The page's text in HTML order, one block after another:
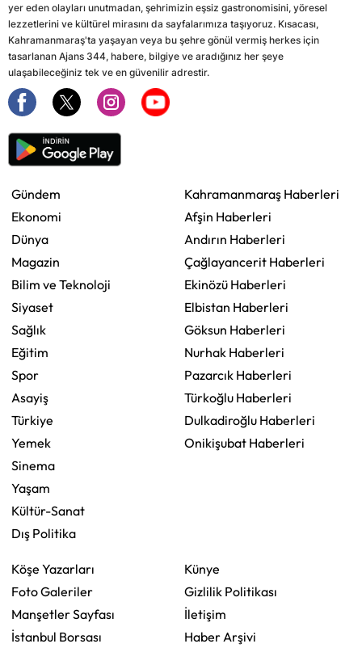
yer eden olayları unutmadan, şehrimizin eşsiz gastronomisini, yöresel
lezzetlerini ve kültürel mirasını da sayfalarımıza taşıyoruz. Kısacası,
Kahramanmaraş'ta yaşayan veya bu şehre gönül vermiş herkes için
tasarlanan Ajans 344, habere, bilgiye ve aradığınız her şeye
ulaşabileceğiniz tek ve en güvenilir adrestir.
Gündem
Ekonomi
Dünya
Magazin
Bilim ve Teknoloji
Siyaset
Sağlık
Eğitim
Spor
Asayiş
Türkiye
Yemek
Sinema
Yaşam
Kültür-Sanat
Dış Politika
Kahramanmaraş Haberleri
Afşin Haberleri
Andırın Haberleri
Çağlayancerit Haberleri
Ekinözü Haberleri
Elbistan Haberleri
Göksun Haberleri
Nurhak Haberleri
Pazarcık Haberleri
Türkoğlu Haberleri
Dulkadiroğlu Haberleri
Onikişubat Haberleri
Köşe Yazarları
Foto Galeriler
Manşetler Sayfası
İstanbul Borsası
Künye
Gizlilik Politikası
İletişim
Haber Arşivi